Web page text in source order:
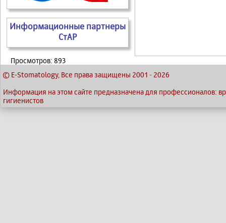
Информационные партнеры
СтАР
Просмотров: 893
© E-Stomatology, Все права защищены 2001 - 2026
Информация на этом сайте предназначена для профессионалов:
гигиенистов